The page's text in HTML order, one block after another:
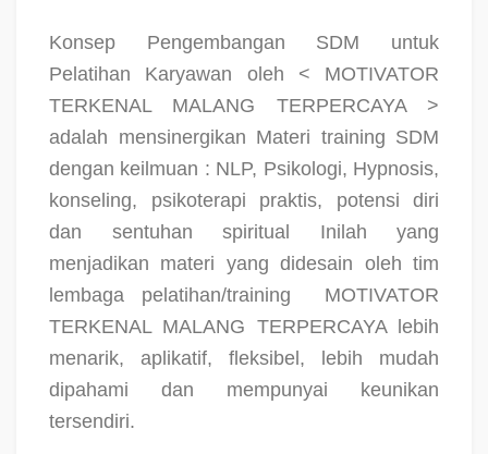
Konsep Pengembangan SDM untuk
Pelatihan Karyawan oleh < MOTIVATOR
TERKENAL MALANG TERPERCAYA >
adalah mensinergikan Materi training SDM
dengan keilmuan : NLP, Psikologi, Hypnosis,
konseling, psikoterapi praktis, potensi diri
dan sentuhan spiritual Inilah yang
menjadikan materi yang didesain oleh tim
lembaga pelatihan/training
MOTIVATOR
TERKENAL MALANG TERPERCAYA lebih
menarik, aplikatif, fleksibel, lebih mudah
dipahami dan mempunyai keunikan
tersendiri.